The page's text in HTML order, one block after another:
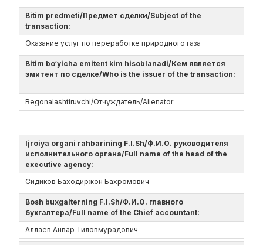
Bitim predmeti/Предмет сделки/Subject of the
transaction:
Оказание услуг по переработке природного газа
Bitim bo‘yicha emitent kim hisoblanadi/Кем является
эмитент по сделке/Who is the issuer of the transaction:
Begonalashtiruvchi/Отчуждатель/Alienator
Ijroiya organi rahbarining F.I.Sh/Ф.И.О. руководителя
исполнительного органа/Full name of the head of the
executive agency:
Сидиков Баходиржон Бахромович
Bosh buxgalterning F.I.Sh/Ф.И.О. главного
бухгалтера/Full name of the Chief accountant:
Аллаев Анвар Тиловмурадович